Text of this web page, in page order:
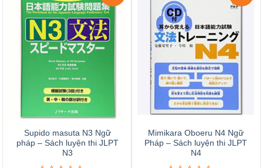
Supido masuta N3 Ngữ
pháp – Sách luyện thi JLPT
N3
Mimikara Oboeru N4 Ngữ
Pháp – Sách luyện thi JLPT
N4